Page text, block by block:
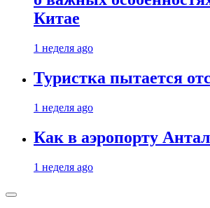
Китае
1 неделя ago
Туристка пытается
1 неделя ago
Как в аэропорту
1 неделя ago